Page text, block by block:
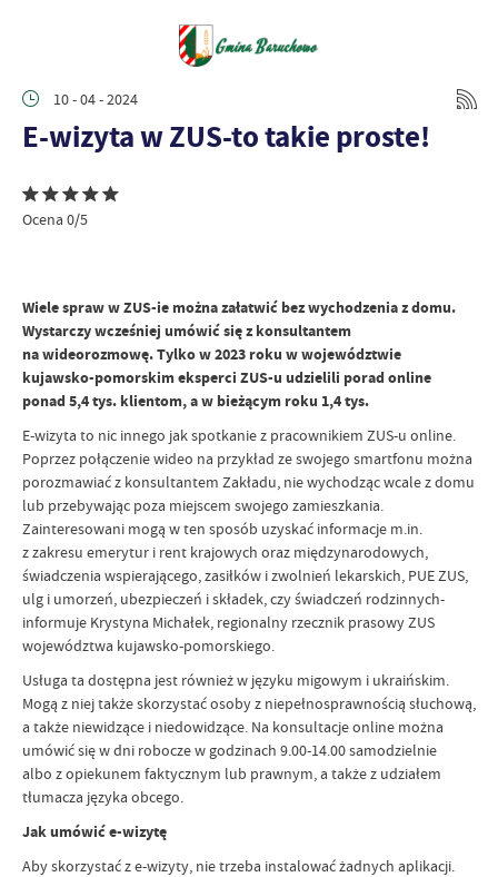
10 - 04 - 2024
E-wizyta w ZUS-to takie proste!
Ocena 0/5
Wiele spraw w ZUS-ie można załatwić bez wychodzenia z domu.
Wystarczy wcześniej umówić sięz konsultantem
na wideorozmowę. Tylko w 2023 roku w województwie
kujawsko-pomorskim eksperci ZUS-u udzielili porad online
ponad 5,4 tys. klientom, a w bieżącym roku 1,4 tys.
E-wizyta to nic innego jak spotkanie z pracownikiem ZUS-u online.
Poprzez połączenie wideo na przykład ze swojego smartfonu można
porozmawiać z konsultantem Zakładu, nie wychodząc wcale z domu
lub przebywając poza miejscem swojego zamieszkania.
Zainteresowani mogą w ten sposób uzyskać informacje m.in.
z zakresu emerytur i rent krajowych oraz międzynarodowych,
świadczenia wspierającego, zasiłków i zwolnień lekarskich, PUE ZUS,
ulg i umorzeń, ubezpieczeń i składek, czy świadczeń rodzinnych-
informuje Krystyna Michałek, regionalny rzecznik prasowy ZUS
województwa kujawsko-pomorskiego.
Usługa ta dostępna jest również w języku migowym i ukraińskim.
Mogą z niej także skorzystać osoby z niepełnosprawnością słuchową,
a także niewidzące i niedowidzące. Na konsultacje online można
umówić się w dni robocze w godzinach 9.00-14.00 samodzielnie
albo z opiekunem faktycznym lub prawnym, a także z udziałem
tłumacza języka obcego.
Jak umówić e-wizytę
Aby skorzystać z e-wizyty, nie trzeba instalować żadnych aplikacji.